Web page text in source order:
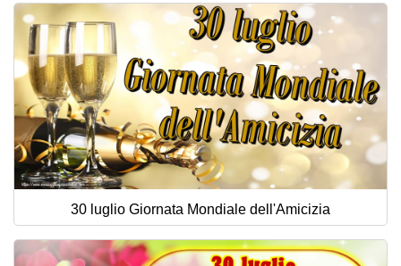
30 luglio Giornata Mondiale dell'Amicizia